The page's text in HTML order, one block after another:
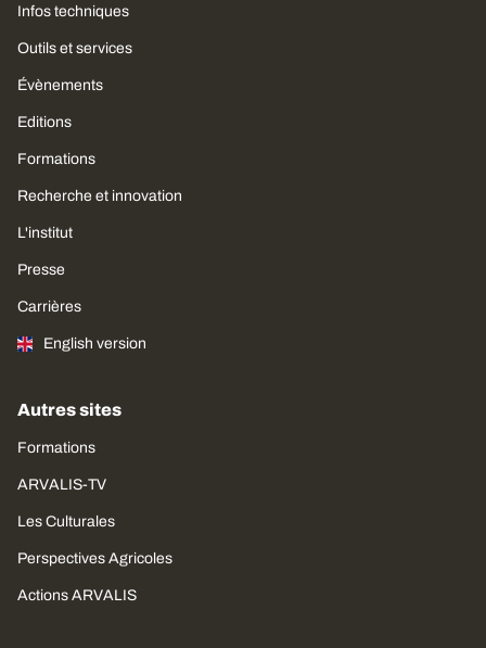
Infos techniques
Outils et services
Évènements
Editions
Formations
Recherche et innovation
L'institut
Presse
Carrières
English version
Autres sites
Formations
ARVALIS-TV
Les Culturales
Perspectives Agricoles
Actions ARVALIS